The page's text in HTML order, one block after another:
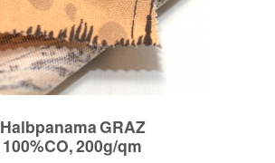
Halbpanama GRAZ
100%CO, 200g/qm